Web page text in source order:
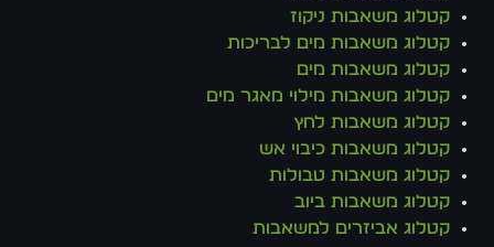
קטלוג משאבות ניקוז
קטלוג משאבות מים לבריכות
קטלוג משאבות מים
קטלוג משאבות מילוי מאגר מים
קטלוג משאבות לחץ
קטלוג משאבות כיבוי אש
קטלוג משאבות טבולות
קטלוג משאבות ביוב
קטלוג אביזרים למשאבות